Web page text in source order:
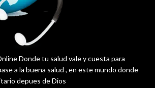
Donde tu salud vale y cuesta para
a la buena salud , en este mundo donde
depues de Dios